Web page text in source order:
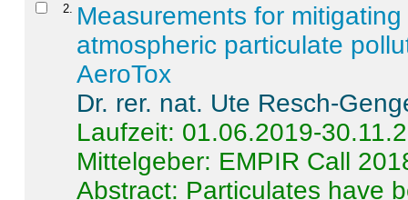
2
Measurements for
atmospheric particulate
AeroTox
Dr. rer. nat. Ute Resch-
Laufzeit: 01.06.2019-
Mittelgeber: EMPIR Call
Abstract: Particulates have